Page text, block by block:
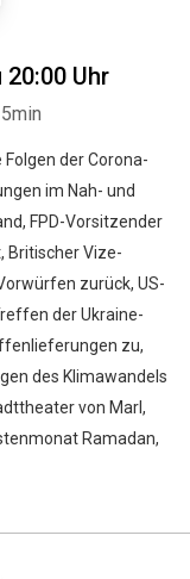
Uhr
der Corona-
im Nah- und
FPD-Vorsitzender
Britischer Vize-
zurück, US-
der Ukraine-
zu,
des Klimawandels
von Marl,
Ramadan,